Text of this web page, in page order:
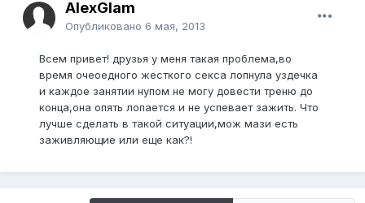
AlexGlam
Опубликовано 6 мая, 2013
Всем привет! друзья у меня такая проблема,во
время очеоедного жесткого секса лопнула уздечка
и каждое занятии нупом не могу довести треню до
конца,она опять лопается и не успевает зажить. Что
лучше сделать в такой ситуации,мож мази есть
заживляющие или еще как?!